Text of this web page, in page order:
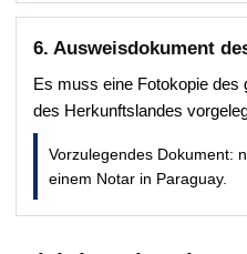
6. Ausweisdokument
Es muss eine Fotokopie des
des Herkunftslandes
Vorzulegendes Dokument:
einem Notar in Paraguay.